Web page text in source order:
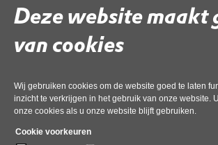
Deze website maakt
van cookies
Wij gebruiken cookies om de website goed te laten
inzicht te verkrijgen in het gebruik van onze website.
onze cookies als u onze website blijft gebruiken.
Cookie voorkeuren
Deel deze pagina